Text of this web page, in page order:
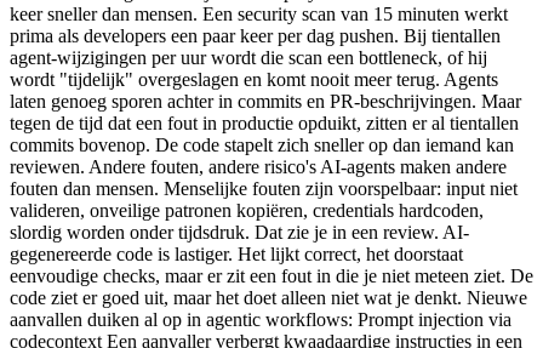
keer sneller dan mensen. Een security scan van 15 minuten werkt
prima als developers een paar keer per dag pushen. Bij tientallen
agent-wijzigingen per uur wordt die scan een bottleneck, of hij
wordt "tijdelijk" overgeslagen en komt nooit meer terug. Agents
laten genoeg sporen achter in commits en PR-beschrijvingen. Maar
tegen de tijd dat een fout in productie opduikt, zitten er al tientallen
commits bovenop. De code stapelt zich sneller op dan iemand kan
reviewen. Andere fouten, andere risico's AI-agents maken andere
fouten dan mensen. Menselijke fouten zijn voorspelbaar: input niet
valideren, onveilige patronen kopiëren, credentials hardcoden,
slordig worden onder tijdsdruk. Dat zie je in een review. AI-
gegenereerde code is lastiger. Het lijkt correct, het doorstaat
eenvoudige checks, maar er zit een fout in die je niet meteen ziet. De
code ziet er goed uit, maar het doet alleen niet wat je denkt. Nieuwe
aanvallen duiken al op in agentic workflows: Prompt injection via
codecontext Een aanvaller verbergt kwaadaardige instructies in een